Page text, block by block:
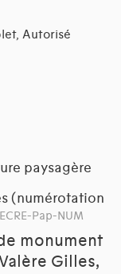
Autorisé
paysagère
(numérotation
Pap-NUM
monument
Gilles,